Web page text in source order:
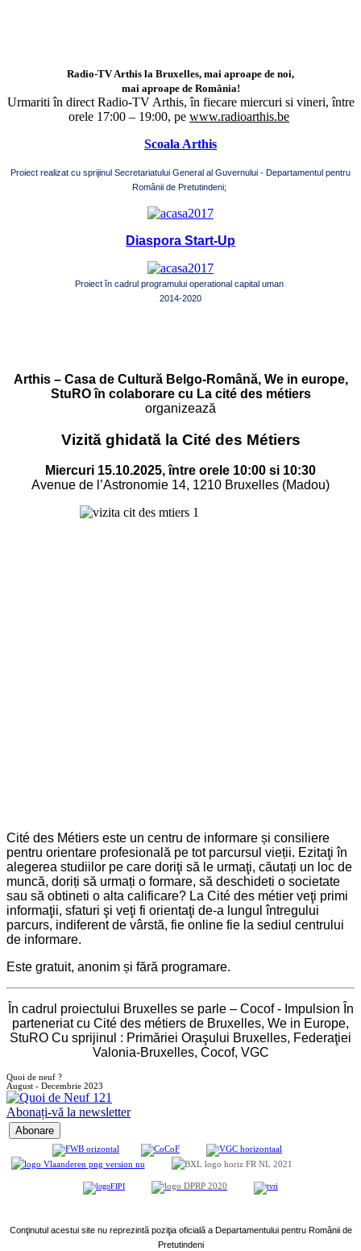
Radio-TV Arthis la Bruxelles, mai aproape de noi,
mai aproape de România!
Urmariti în direct Radio-TV Arthis, în fiecare miercuri si vineri, între
orele 17:00 – 19:00, pe www.radioarthis.be
Scoala Arthis
Proiect realizat cu sprijinul Secretariatului General al Guvernului - Departamentul pentru
Românii de Pretutindeni;
Diaspora Start-Up
Proiect în cadrul programului operational capital uman
2014-2020
Arthis – Casa de Cultură Belgo-Română, We in europe,
StuRO în colaborare cu La cité des métiers
organizează
Vizită ghidată la Cité des Métiers
Miercuri 15.10.2025, între orele 10:00 si 10:30
Avenue de l’Astronomie 14, 1210 Bruxelles (Madou)
Cité des Métiers este un centru de informare și consiliere
pentru orientare profesională pe tot parcursul vieții. Ezitaţi în
alegerea studiilor pe care doriţi să le urmaţi, căutați un loc de
muncă, doriți să urmați o formare, să deschideti o societate
sau să obtineti o alta calificare? La Cité des métier veţi primi
informaţii, sfaturi şi veţi fi orientaţi de-a lungul întregului
parcurs, indiferent de vârstă, fie online fie la sediul centrului
de informare.
Este gratuit, anonim și fără programare.
În cadrul proiectului Bruxelles se parle – Cocof - Impulsion În
parteneriat cu Cité des métiers de Bruxelles, We in Europe,
StuRO Cu sprijinul : Primăriei Oraşului Bruxelles, Federaţiei
Valonia-Bruxelles, Cocof, VGC
Quoi de neuf ?
August - Decembrie 2023
Abonați-vă la newsletter
Conţinutul acestui site nu reprezintă poziţia oficială a Departamentului pentru Românii de
Pretutindeni